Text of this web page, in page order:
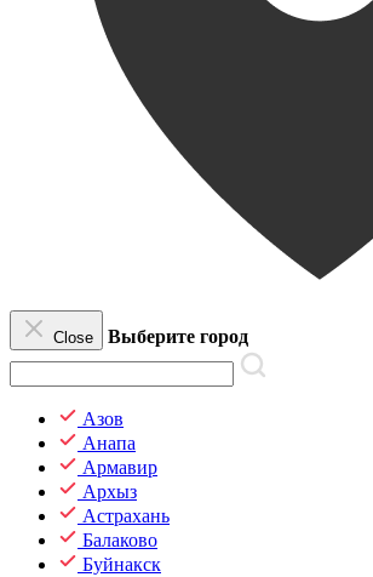
Close Выберите город
Азов
Анапа
Армавир
Архыз
Астрахань
Балаково
Буйнакск